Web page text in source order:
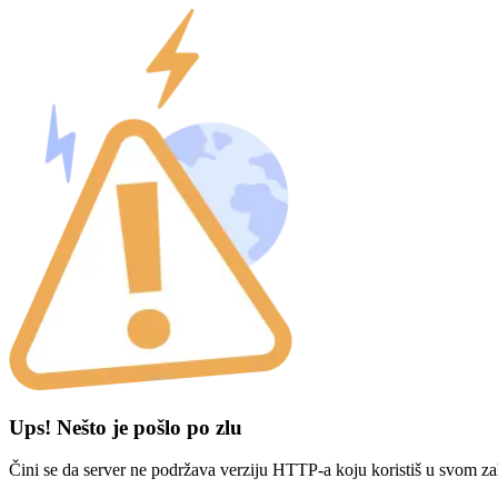
Ups! Nešto je pošlo po zlu
Čini se da server ne podržava verziju HTTP-a koju koristiš u svom